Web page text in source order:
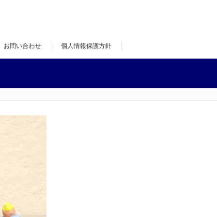
お問い合わせ 個人情報保護方針